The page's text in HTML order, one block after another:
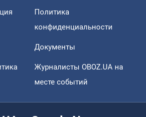
Политика
конфиденциальности
Документы
Журналисты OBOZ.UA на
месте событий